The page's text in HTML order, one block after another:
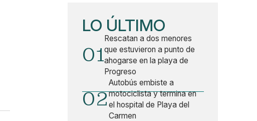
LO ÚLTIMO
01
Rescatan a dos menores
que estuvieron a punto de
ahogarse en la playa de
Progreso
02
Autobús embiste a
motociclista y termina en
el hospital de Playa del
Carmen